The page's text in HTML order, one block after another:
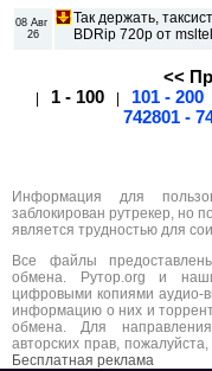
08 Авг
26
Так держать,
BDRip 720p от
<<
| 1 - 100 | 101 - 200
742801 -
Информация для
заблокирован рутрекер, но
является трудностью для
Все файлы
обмена. Рутор.org и
цифровыми копиями аудио-
информацию о них и
обмена. Для
авторских прав,
Бесплатная реклама